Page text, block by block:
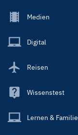
Footer
Main
Medien
Digital
Reisen
Wissenstest
Lernen & Familie